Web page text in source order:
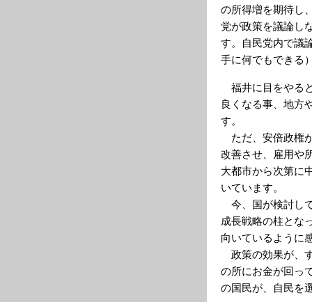
の所得増を期待し
党が政策を議論し
す。自民党内で議
手に何でもできる
福井に目をやる
良くなる事、地方
す。
ただ、安倍政権
改善させ、雇用や
大都市から次第に
いています。
今、国が検討し
成長戦略の柱とな
向いているように
政策の効果が、
の所にお金が回っ
の国民が、自民を